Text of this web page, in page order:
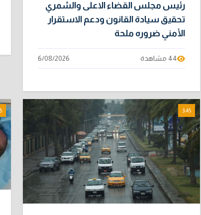
رئيس مجلس القضاء الاعلى والشمري
تحقيق سيادة القانون ودعم الاستقرار
الأمني ضروره ملحة
44 مشاهدة 6/08/2026
3:45